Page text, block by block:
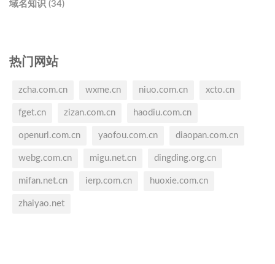
域名知识 (34)
热门网站
zcha.com.cn wxme.cn niuo.com.cn xcto.cn
fget.cn zizan.com.cn haodiu.com.cn
openurl.com.cn yaofou.com.cn diaopan.com.cn
webg.com.cn migu.net.cn dingding.org.cn
mifan.net.cn ierp.com.cn huoxie.com.cn
zhaiyao.net